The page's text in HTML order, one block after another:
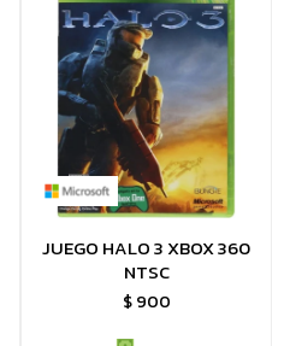
JUEGO HALO 3 XBOX 360
NTSC
$ 900